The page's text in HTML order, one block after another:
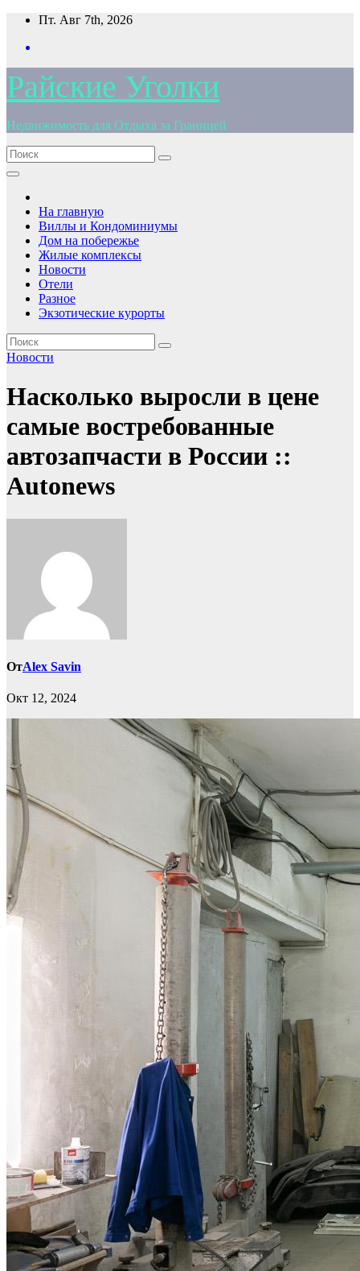
Перейти
содержимому
Пт. Авг 7th, 2026
Райские Уголки
Недвижимость для Отдыха за Границей
На главную
Виллы и Кондоминиумы
Дом на побережье
Жилые комплексы
Новости
Отели
Разное
Экзотические курорты
Новости
Насколько выросли в цене
самые востребованные
автозапчасти в России ::
Autonews
ОтAlex Savin
Окт 12, 2024